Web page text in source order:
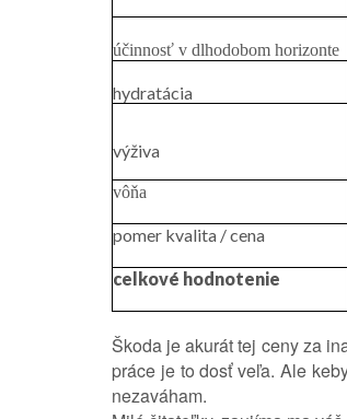
účinnosť v dlhodobom horizonte
hydratácia
výživa
vôňa
pomer kvalita / cena
celkové hodnotenie
Škoda je akurát tej ceny za
práce je to dosť veľa. Ale
nezaváham.